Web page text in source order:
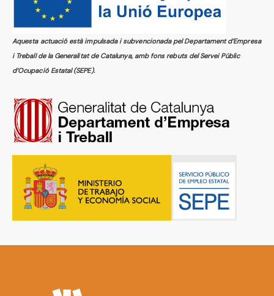
Aquesta actuació està impulsada i subvencionada pel Departament d’Empresa
i Treball de la Generalitat de Catalunya, amb fons rebuts del Servei Públic
d’Ocupació Estatal (SEPE).